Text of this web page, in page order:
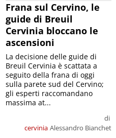
Frana sul Cervino, le
guide di Breuil
Cervinia bloccano le
ascensioni
cervinia
di
Alessandro Bianchet
La decisione delle guide di
Breuil Cervinia è scattata a
seguito della frana di oggi
sulla parete sud del Cervino;
gli esperti raccomandano
massima at...